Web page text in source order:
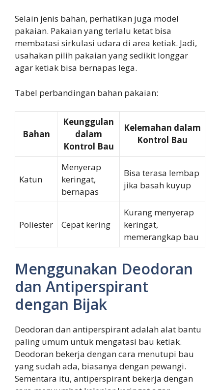
Selain jenis bahan, perhatikan juga model
pakaian. Pakaian yang terlalu ketat bisa
membatasi sirkulasi udara di area ketiak. Jadi,
usahakan pilih pakaian yang sedikit longgar
agar ketiak bisa bernapas lega.
Tabel perbandingan bahan pakaian:
Bahan
Keunggulan
dalam
Kontrol Bau
Kelemahan dalam
Kontrol Bau
Katun
Menyerap
keringat,
bernapas
Bisa terasa lembap
jika basah kuyup
Poliester Cepat kering
Kurang menyerap
keringat,
memerangkap bau
Menggunakan Deodoran
dan Antiperspirant
dengan Bijak
Deodoran dan antiperspirant adalah alat bantu
paling umum untuk mengatasi bau ketiak.
Deodoran bekerja dengan cara menutupi bau
yang sudah ada, biasanya dengan pewangi.
Sementara itu, antiperspirant bekerja dengan